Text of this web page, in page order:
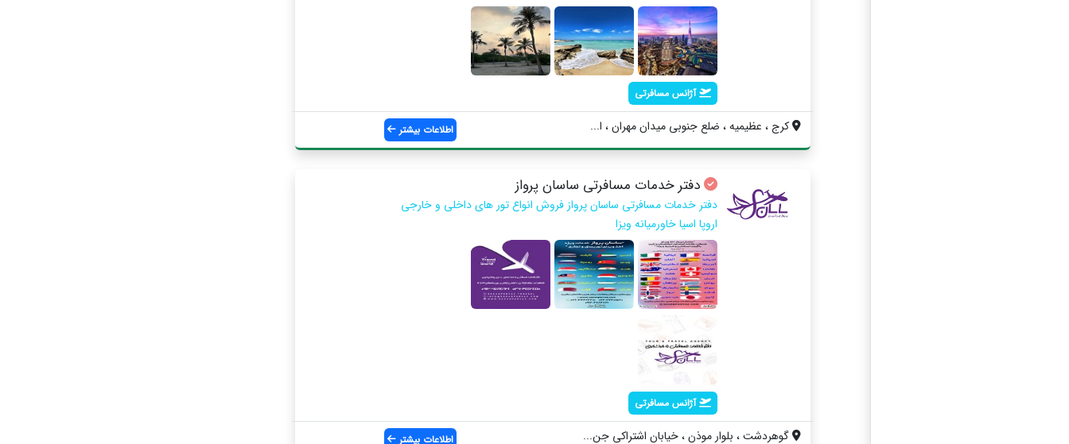
آژانس مسافرتی
کرج ، عظیمیه ، ضلع جنوبی میدان مهران ، ا... اطلاعات بیشتر
دفتر خدمات مسافرتی ساسان پرواز
دفتر خدمات مسافرتی ساسان پرواز فروش انواع تور های داخلی و خارجی
اروپا اسیا خاورمیانه ویزا
آژانس مسافرتی
گوهردشت ، بلوار موذن ، خیابان اشتراکی جن... اطلاعات بیشتر